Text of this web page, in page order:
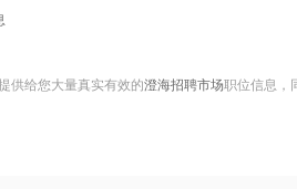
供给您大量真实有效的澄海招聘市场职位信息，